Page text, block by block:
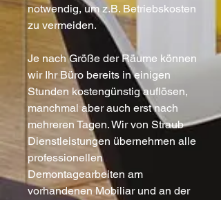
notwendig, um z.B. Betriebskosten
zu vermeiden.
Je nach Größe der Räume können
wir Ihr Büro bereits in einigen
Stunden kostengünstig auflösen,
manchmal aber auch erst nach
mehreren Tagen. Wir von Straub
Dienstleistungen übernehmen alle
professionellen
Demontagearbeiten am
vorhandenen Mobiliar und an der